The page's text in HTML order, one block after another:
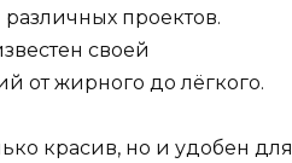
проектов.
своей
от жирного до лёгкого.
красив, но и удобен для